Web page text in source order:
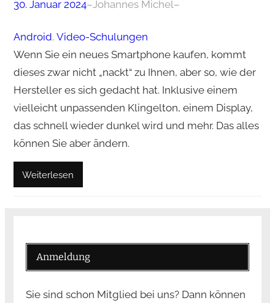
30. Januar 2024–Johannes Michel–
Android, Video-Schulungen
Wenn Sie ein neues Smartphone kaufen, kommt
dieses zwar nicht „nackt“ zu Ihnen, aber so, wie der
Hersteller es sich gedacht hat. Inklusive einem
vielleicht unpassenden Klingelton, einem Display,
das schnell wieder dunkel wird und mehr. Das alles
können Sie aber ändern.
Weiterlesen
Anmeldung
Sie sind schon Mitglied bei uns? Dann können